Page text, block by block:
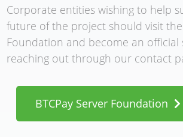
Corporate entities wishing to help
future of the project should visit the
Foundation and become an
reaching out through our contact
BTCPay Server Foundation